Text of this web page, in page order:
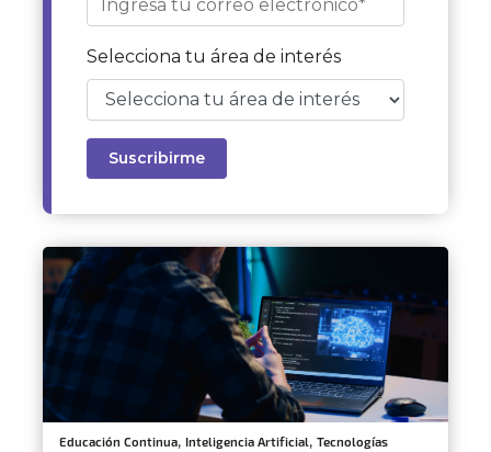
Selecciona tu área de interés
Educación Continua, Inteligencia Artificial, Tecnologías